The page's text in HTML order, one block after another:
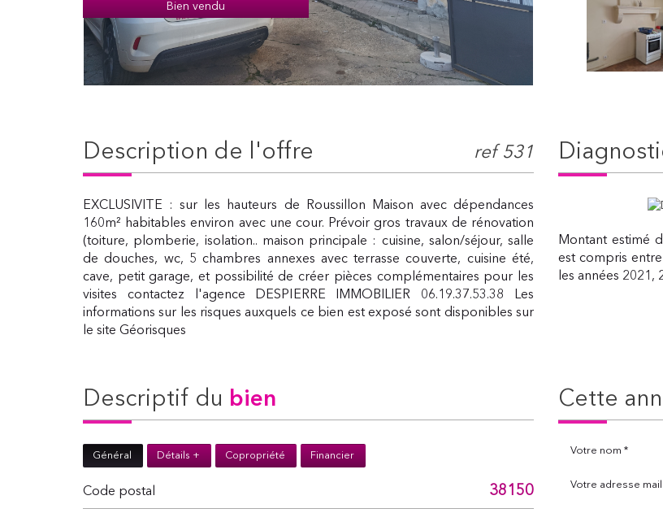
Bien vendu
description de l'offre ref 531
EXCLUSIVITE : sur les hauteurs de Roussillon Maison avec dépendances
160m² habitables environ avec une cour. Prévoir gros travaux de rénovation
(toiture, plomberie, isolation.. maison principale : cuisine, salon/séjour, salle
de douches, wc, 5 chambres annexes avec terrasse couverte, cuisine été,
cave, petit garage, et possibilité de créer pièces complémentaires pour les
visites contactez l'agence DESPIERRE IMMOBILIER 06.19.37.53.38 Les
informations sur les risques auxquels ce bien est exposé sont disponibles sur
le site Géorisques
Montant estimé
est compris
les années
descriptif du bien
Général Détails + Copropriété Financier
Code postal 38150
cette
Votre nom *
Votre adresse mail